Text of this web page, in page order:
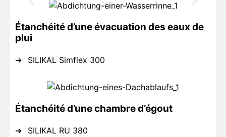
Étanchéité d’une évacuation des eaux de
plui
SILIKAL Simflex 300
Étanchéité d’une chambre d’égout
SILIKAL RU 380